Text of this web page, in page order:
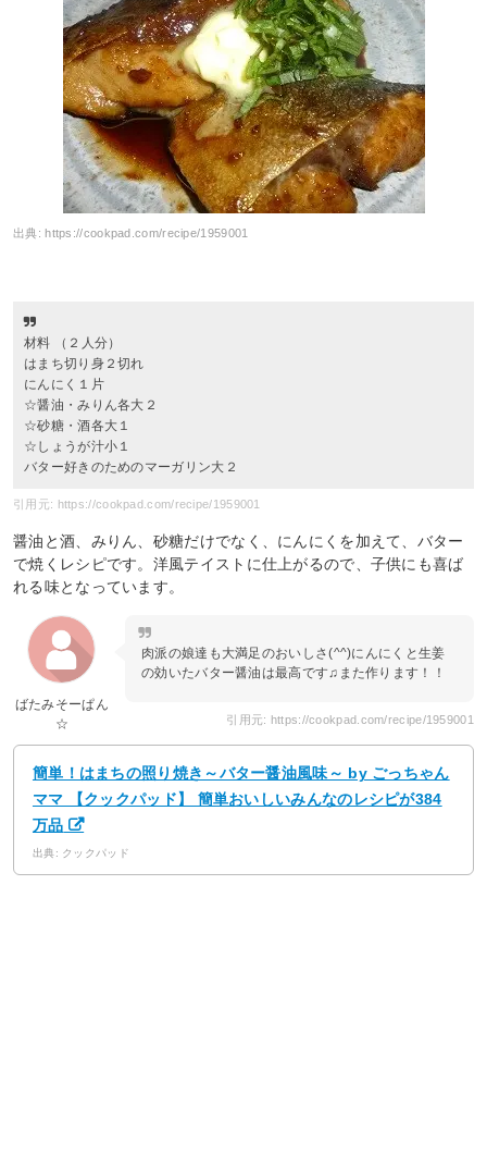
出典:https://cookpad.com/recipe/1959001
材料 （２人分）
はまち切り身２切れ
にんにく１片
☆醤油・みりん各大２
☆砂糖・酒各大１
☆しょうが汁小１
バター好きのためのマーガリン大２
引用元: https://cookpad.com/recipe/1959001
醤油と酒、みりん、砂糖だけでなく、にんにくを加えて、バター
で焼くレシピです。洋風テイストに仕上がるので、子供にも喜ば
れる味となっています。
ばたみそーぱん
☆
肉派の娘達も大満足のおいしさ(^^)にんにくと生姜
の効いたバター醤油は最高です♫また作ります！！
引用元: https://cookpad.com/recipe/1959001
簡単！はまちの照り焼き～バター醤油風味～ by ごっちゃん
ママ 【クックパッド】 簡単おいしいみんなのレシピが384
万品
出典: クックパッド